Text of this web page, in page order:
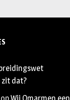
zit dat?